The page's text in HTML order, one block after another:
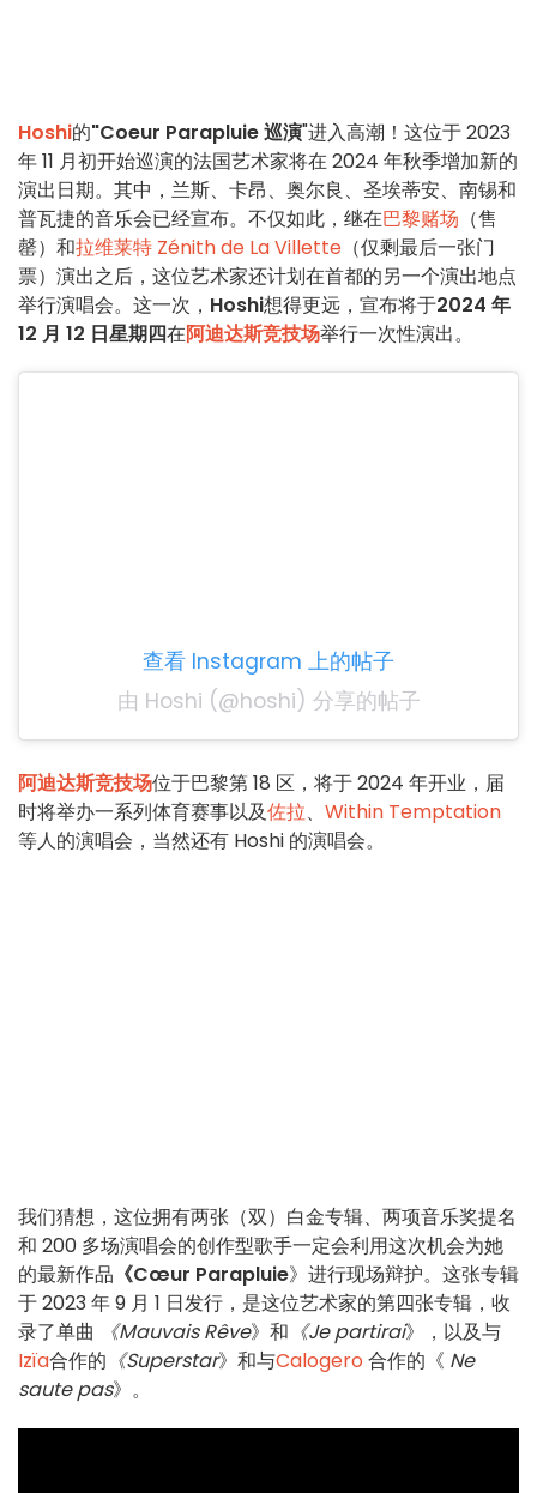
Hoshi的"Coeur Parapluie 巡演"进入高潮！这位于 2023
年 11 月初开始巡演的法国艺术家将在 2024 年秋季增加新的
演出日期。其中，兰斯、卡昂、奥尔良、圣埃蒂安、南锡和
普瓦捷的音乐会已经宣布。不仅如此，继在巴黎赌场 （售
罄）和拉维莱特 Zénith de La Villette （仅剩最后一张门
票）演出之后，这位艺术家还计划在首都的另一个演出地点
举行演唱会。这一次， Hoshi想得更远，宣布将于2024 年
12 月 12 日星期四在阿迪达斯竞技场举行一次性演出。
查看 Instagram 上的帖子
由 Hoshi (@hoshi) 分享的帖子
阿迪达斯竞技场位于巴黎第 18 区，将于 2024 年开业，届
时将举办一系列体育赛事以及佐拉、 Within Temptation
等人的演唱会，当然还有 Hoshi 的演唱会。
我们猜想，这位拥有两张（双）白金专辑、两项音乐奖提名
和 200 多场演唱会的创作型歌手一定会利用这次机会为她
的最新作品 《Cœur Parapluie》进行现场辩护。这张专辑
于 2023 年 9 月 1 日发行，是这位艺术家的第四张专辑，收
录了单曲 《Mauvais Rêve》和 《Je partirai》，以及与
Izïa合作的 《Superstar》和与Calogero 合作的《 Ne
saute pas》。